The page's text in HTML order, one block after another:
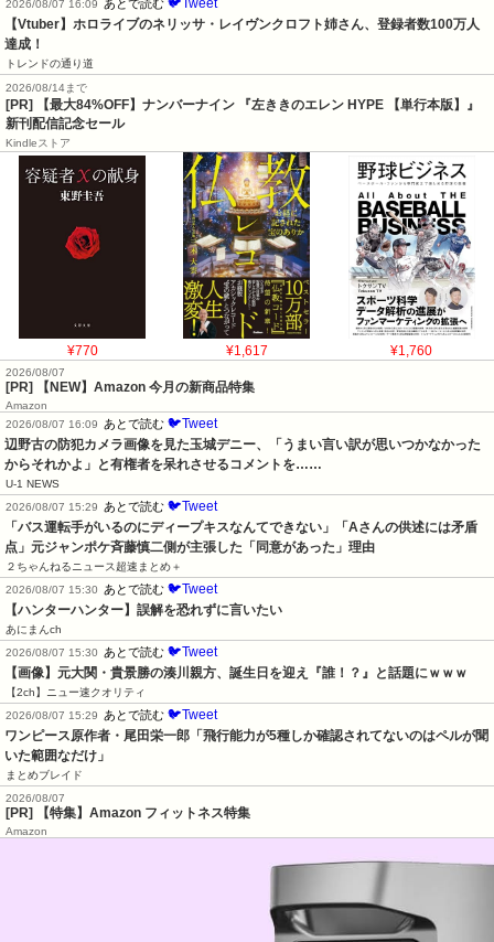
2026/08/07 16:09 あとで読む 🐦Tweet
【Vtuber】ホロライブのネリッサ・レイヴンクロフト姉さん、登録者数100万人
達成！
トレンドの通り道
2026/08/14まで
[PR] 【最大84%OFF】ナンバーナイン 『左ききのエレン HYPE 【単行本版】』
新刊配信記念セール
Kindleストア
¥770 ¥1,617 ¥1,760
2026/08/07
[PR] 【NEW】Amazon 今月の新商品特集
Amazon
2026/08/07 16:09
あとで読む 🐦Tweet
辺野古の防犯カメラ画像を見た玉城デニー、「うまい言い訳が思いつかなかった
からそれかよ」と有権者を呆れさせるコメントを……
U-1 NEWS
2026/08/07 15:29
あとで読む 🐦Tweet
「バス運転手がいるのにディープキスなんてできない」「Aさんの供述には矛盾
点」元ジャンポケ斉藤慎二側が主張した「同意があった」理由
２ちゃんねるニュース超速まとめ＋
2026/08/07 15:30
あとで読む 🐦Tweet
【ハンターハンター】誤解を恐れずに言いたい
あにまんch
2026/08/07 15:30
あとで読む 🐦Tweet
【画像】元大関・貴景勝の湊川親方、誕生日を迎え『誰！？』と話題にｗｗｗ
【2ch】ニュー速クオリティ
2026/08/07 15:29
あとで読む 🐦Tweet
ワンピース原作者・尾田栄一郎「飛行能力が5種しか確認されてないのはペルが聞
いた範囲なだけ」
まとめブレイド
2026/08/07
[PR] 【特集】Amazon フィットネス特集
Amazon